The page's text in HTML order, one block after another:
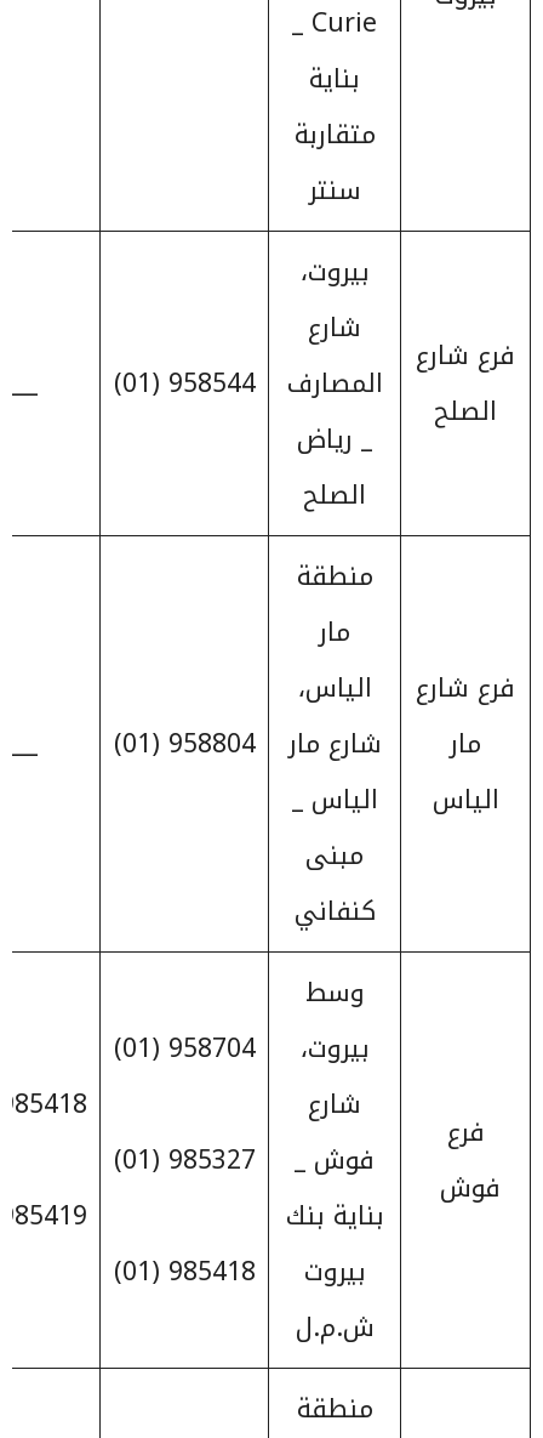
Curie _
بناية
متقاربة
سنتر
فرع شارع
الصلح
بيروت،
شارع
المصارف
_ رياض
الصلح
958544 (01)
فرع شارع
مار
الياس
منطقة
مار
الياس،
شارع مار
الياس _
مبنى
كنفاني
958804 (01)
فرع
فوش
وسط
بيروت،
شارع
فوش _
بناية بنك
بيروت
ش.م.ل
958704 (01)
985327 (01)
985418 (01)
985418 (01)
985419 (01)
منطقة